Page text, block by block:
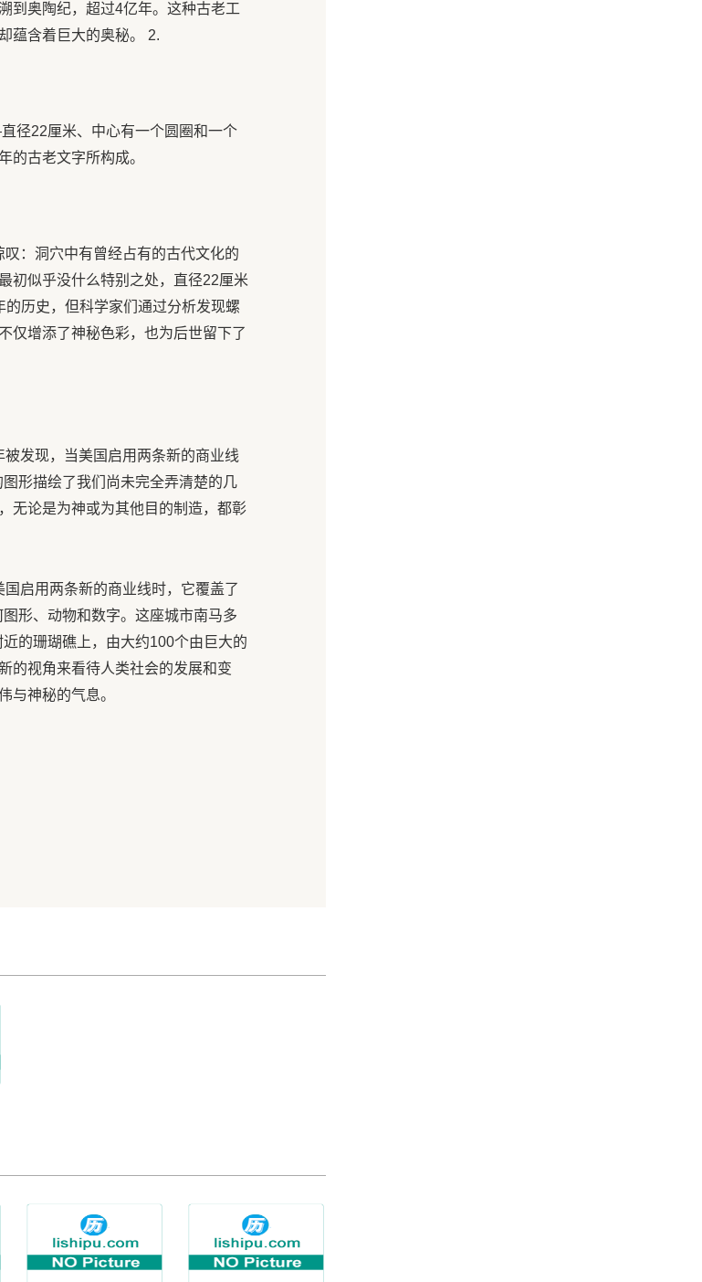
到奥陶纪，超过4亿年。这种古老工
蕴含着巨大的奥秘。 2.
径22厘米、中心有一个圆圈和一个
的古老文字所构成。
：洞穴中有曾经占有的古代文化的
初似乎没什么特别之处，直径22厘米
历史，但科学家们通过分析发现螺
仅增添了神秘色彩，也为后世留下了
发现，当美国启用两条新的商业线
形描绘了我们尚未完全弄清楚的几
无论是为神或为其他目的制造，都彰
启用两条新的商业线时，它覆盖了
形、动物和数字。这座城市南马多
的珊瑚礁上，由大约100个由巨大的
的视角来看待人类社会的发展和变
与神秘的气息。